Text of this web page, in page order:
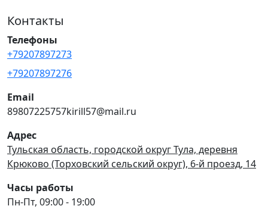
Контакты
Телефоны
+79207897273
+79207897276
Email
89807225757kirill57@mail.ru
Адрес
Тульская область, городской округ Тула, деревня
Крюково (Торховский сельский округ), 6-й проезд, 14
Часы работы
Пн-Пт, 09:00 - 19:00